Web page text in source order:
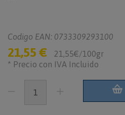
Codigo EAN: 0733309293100
21,55 €
21,55€/100gr
* Precio con IVA Incluido